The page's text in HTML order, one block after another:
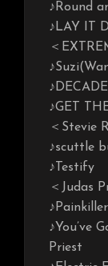
♪Round
♪LAY IT
＜
♪GET
＜Stevie
♪scuttle
♪Testify
＜Judas
♪Painkiller
♪You’ve
Priest